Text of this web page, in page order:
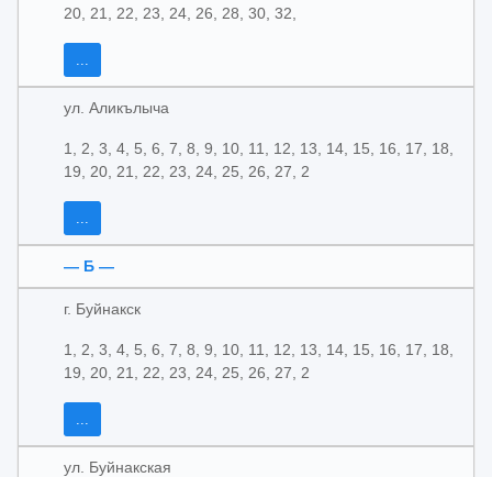
20, 21, 22, 23, 24, 26, 28, 30, 32,
...
ул. Аликълыча
1, 2, 3, 4, 5, 6, 7, 8, 9, 10, 11, 12, 13, 14, 15, 16, 17, 18,
19, 20, 21, 22, 23, 24, 25, 26, 27, 2
...
— Б —
г. Буйнакск
1, 2, 3, 4, 5, 6, 7, 8, 9, 10, 11, 12, 13, 14, 15, 16, 17, 18,
19, 20, 21, 22, 23, 24, 25, 26, 27, 2
...
ул. Буйнакская